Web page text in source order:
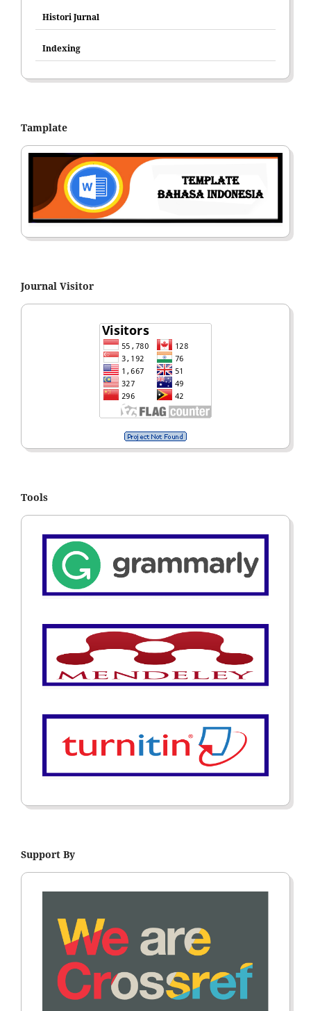
Histori Jurnal
Indexing
Tamplate
Journal Visitor
Tools
Support By